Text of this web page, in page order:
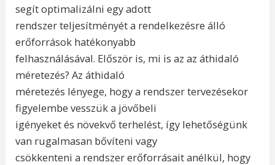
segít optimalizálni egy adott
rendszer teljesítményét a rendelkezésre álló
erőforrások hatékonyabb
felhasználásával. Először is, mi is az az áthidaló
méretezés? Az áthidaló
méretezés lényege, hogy a rendszer tervezésekor
figyelembe vesszük a jövőbeli
igényeket és növekvő terhelést, így lehetőségünk
van rugalmasan bővíteni vagy
csökkenteni a rendszer erőforrásait anélkül, hogy